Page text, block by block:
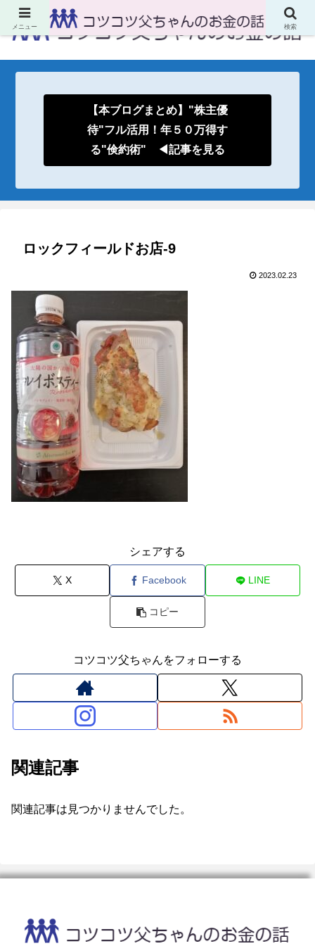
【本ブログまとめ】"株主優
待"フル活用！年５０万得す
る"倹約術" ◀記事を見る
ロックフィールドお店-9
2023.02.23
シェアする
X Facebook LINE
コピー
コツコツ父ちゃんをフォローする
関連記事
関連記事は見つかりませんでした。
メニュー 検索